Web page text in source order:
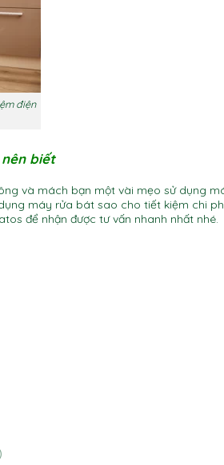
điện
biết
và mách bạn một vài mẹo sử dụng
máy rửa bát sao cho tiết kiệm chi
để nhận được tư vấn nhanh nhất nhé.